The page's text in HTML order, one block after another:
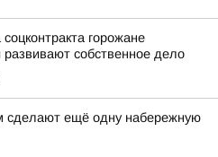
горожане
собственное дело
сделают ещё одну набережную